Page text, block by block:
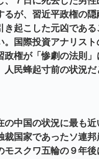
るが、習近平政権の隠
き起こした元凶である
。国際投資アナリスト
政権が「惨劇の法則」
民蜂起寸前の状況だ
中国の状況に最も近
裁国家であったソ連
モスクワ五輪の９年後